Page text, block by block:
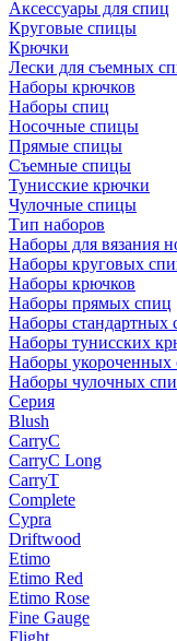
Аксессуары для спиц
Круговые спицы
Крючки
Лески для съемных
Наборы крючков
Наборы спиц
Носочные спицы
Прямые спицы
Съемные спицы
Тунисские крючки
Чулочные спицы
Тип наборов
Наборы для вязания
Наборы круговых
Наборы крючков
Наборы прямых спиц
Наборы стандартных
Наборы тунисских
Наборы укороченных
Наборы чулочных
Серия
Blush
CarryC
CarryC Long
CarryT
Complete
Cypra
Driftwood
Etimo
Etimo Red
Etimo Rose
Fine Gauge
Flight